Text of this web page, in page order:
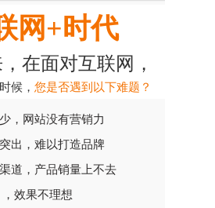
网+时代
在面对互联网，
候， 您是否遇到以下难题？
，网站没有营销力
出，难以打造品牌
道，产品销量上不去
效果不理想